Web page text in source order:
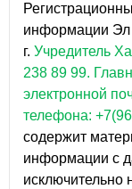
информации
г. Учредитель
238 89 99.
электронной
телефона:
содержит
информации с
исключительно